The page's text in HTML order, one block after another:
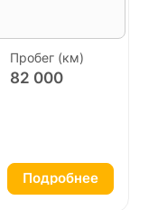
Пробег (км)
82 000
Подробнее